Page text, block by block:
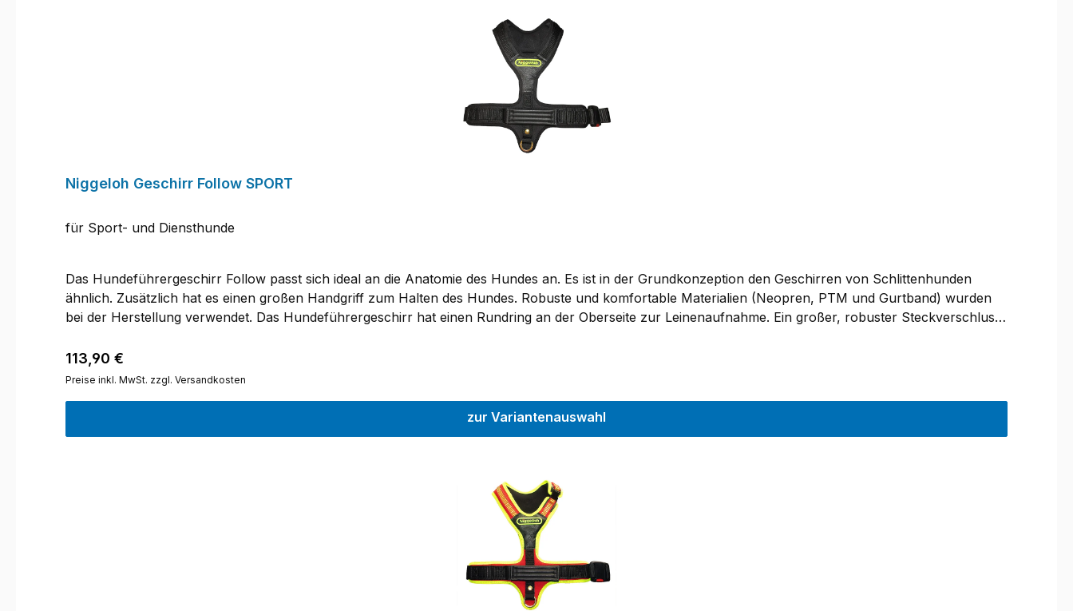
Niggeloh Geschirr Follow SPORT
für Sport- und Diensthunde
Das Hundeführergeschirr Follow passt sich ideal an die Anatomie des Hundes an. Es ist in der Grundkonzeption den Geschirren von Schlittenhunden
ähnlich. Zusätzlich hat es einen großen Handgriff zum Halten des Hundes. Robuste und komfortable Materialien (Neopren, PTM und Gurtband) wurden
bei der Herstellung verwendet. Das Hundeführergeschirr hat einen Rundring an der Oberseite zur Leinenaufnahme. Ein großer, robuster Steckverschluss
und nimmt kein Wasser auf.In enger Zusammenarbeit mit dem mehrfachen FCI-Weltmeister Knut Fuchs entwickelt.
Regulärer Preis:
113,90 €
Preise inkl. MwSt. zzgl. Versandkosten
zur Variantenauswahl